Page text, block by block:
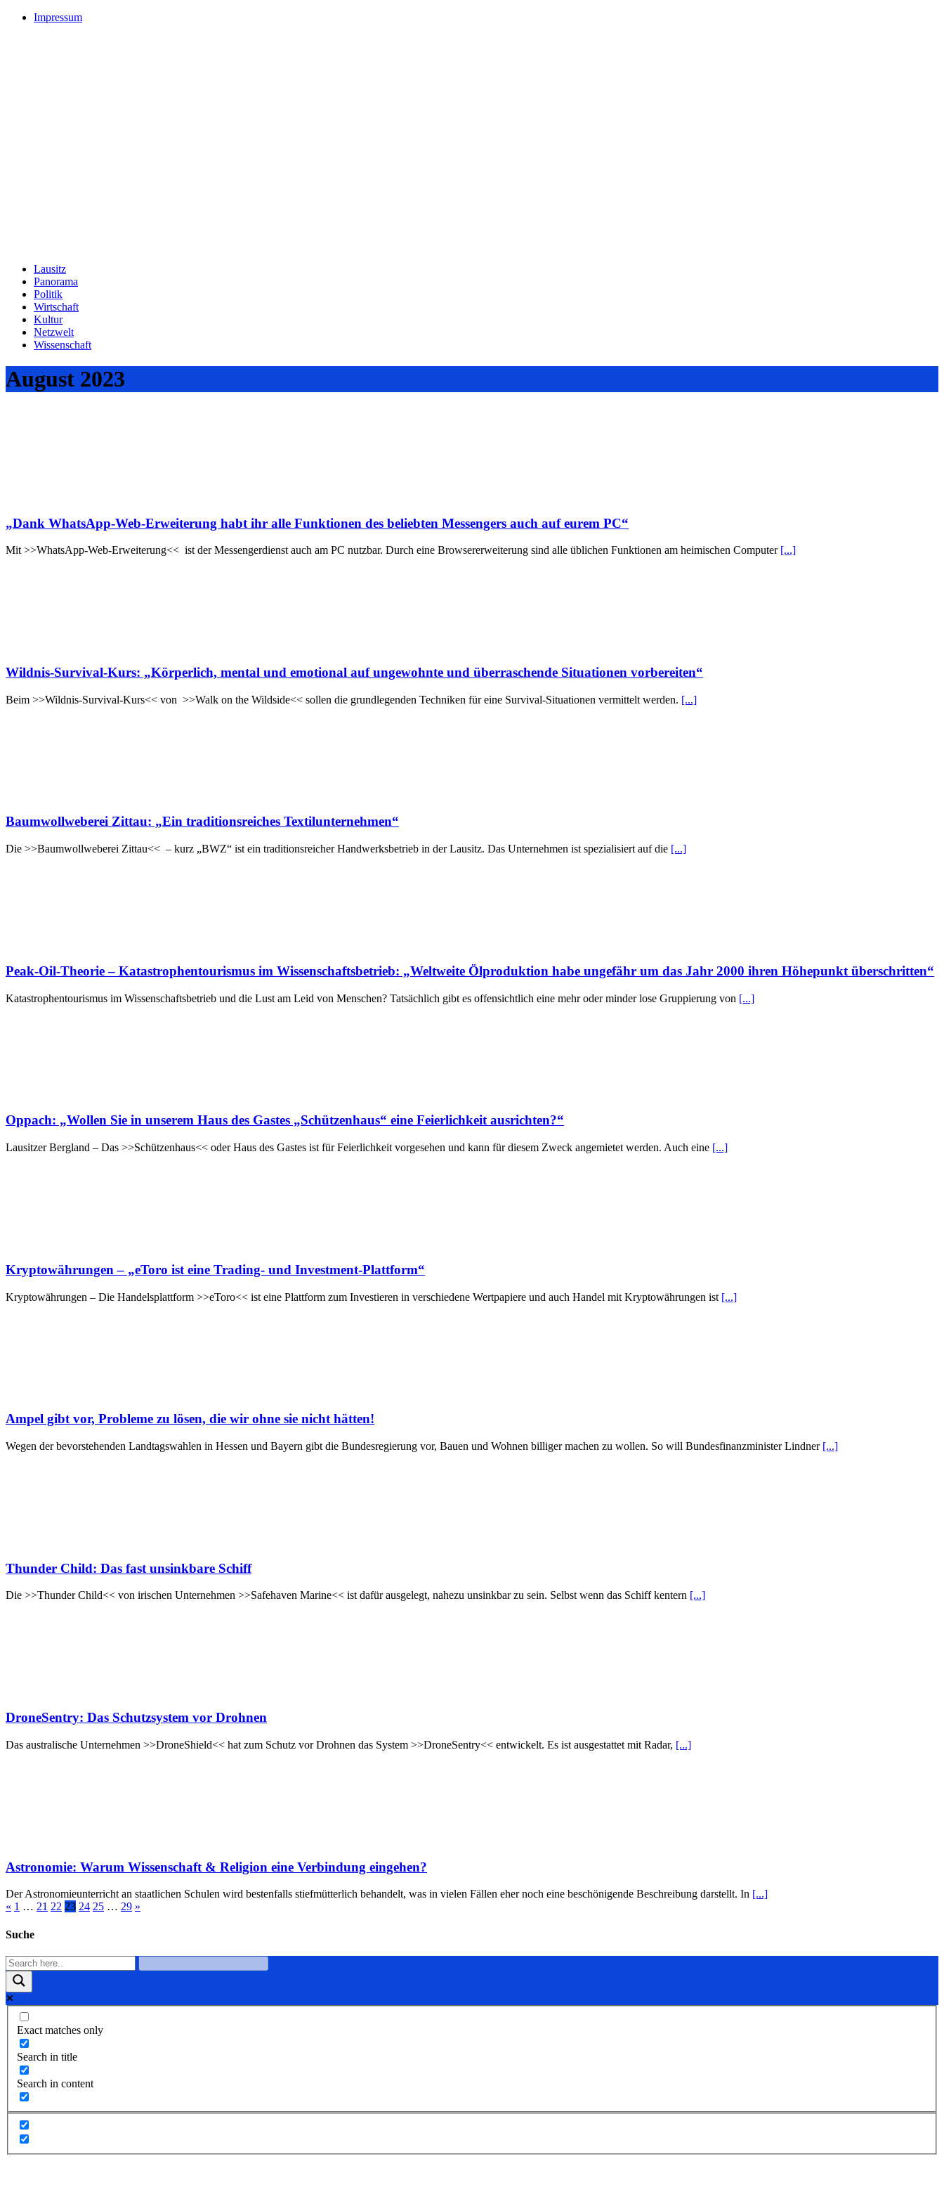
Impressum
Lausitz
Panorama
Politik
Wirtschaft
Kultur
Netzwelt
Wissenschaft
August 2023
„Dank WhatsApp-Web-Erweiterung habt ihr alle Funktionen des beliebten Messengers auch auf eurem PC“
Mit >>WhatsApp-Web-Erweiterung<< ist der Messengerdienst auch am PC nutzbar. Durch eine Browsererweiterung sind alle üblichen Funktionen am heimischen Computer [...]
Wildnis-Survival-Kurs: „Körperlich, mental und emotional auf ungewohnte und überraschende Situationen vorbereiten“
Beim >>Wildnis-Survival-Kurs<< von >>Walk on the Wildside<< sollen die grundlegenden Techniken für eine Survival-Situationen vermittelt werden. [...]
Baumwollweberei Zittau: „Ein traditionsreiches Textilunternehmen“
Die >>Baumwollweberei Zittau<< – kurz „BWZ“ ist ein traditionsreicher Handwerksbetrieb in der Lausitz. Das Unternehmen ist spezialisiert auf die [...]
Peak-Oil-Theorie – Katastrophentourismus im Wissenschaftsbetrieb: „Weltweite Ölproduktion habe ungefähr um das Jahr 2000 ihren Höhepunkt überschritten“
Katastrophentourismus im Wissenschaftsbetrieb und die Lust am Leid von Menschen? Tatsächlich gibt es offensichtlich eine mehr oder minder lose Gruppierung von [...]
Oppach: „Wollen Sie in unserem Haus des Gastes „Schützenhaus“ eine Feierlichkeit ausrichten?“
Lausitzer Bergland – Das >>Schützenhaus<< oder Haus des Gastes ist für Feierlichkeit vorgesehen und kann für diesem Zweck angemietet werden. Auch eine [...]
Kryptowährungen – „eToro ist eine Trading- und Investment-Plattform“
Kryptowährungen – Die Handelsplattform >>eToro<< ist eine Plattform zum Investieren in verschiedene Wertpapiere und auch Handel mit Kryptowährungen ist [...]
Ampel gibt vor, Probleme zu lösen, die wir ohne sie nicht hätten!
Wegen der bevorstehenden Landtagswahlen in Hessen und Bayern gibt die Bundesregierung vor, Bauen und Wohnen billiger machen zu wollen. So will Bundesfinanzminister Lindner [...]
Thunder Child: Das fast unsinkbare Schiff
Die >>Thunder Child<< von irischen Unternehmen >>Safehaven Marine<< ist dafür ausgelegt, nahezu unsinkbar zu sein. Selbst wenn das Schiff kentern [...]
DroneSentry: Das Schutzsystem vor Drohnen
Das australische Unternehmen >>DroneShield<< hat zum Schutz vor Drohnen das System >>DroneSentry<< entwickelt. Es ist ausgestattet mit Radar, [...]
Astronomie: Warum Wissenschaft & Religion eine Verbindung eingehen?
Der Astronomieunterricht an staatlichen Schulen wird bestenfalls stiefmütterlich behandelt, was in vielen Fällen eher noch eine beschönigende Beschreibung darstellt. In [...]
« 1 … 21 22 23 24 25 … 29 »
Suche
Exact matches only
Search in title
Search in content